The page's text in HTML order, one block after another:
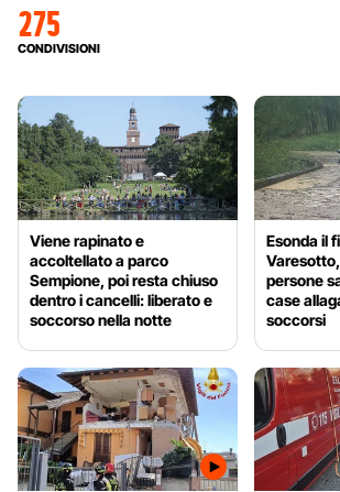
275
CONDIVISIONI
Viene rapinato e
accoltellato a parco
Sempione, poi resta chiuso
dentro i cancelli: liberato e
soccorso nella notte
Esonda il
persone
case
soccorsi